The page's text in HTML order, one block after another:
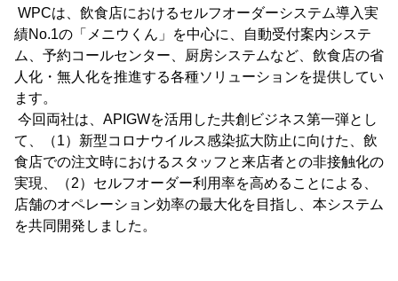
WPCは、飲食店におけるセルフオーダーシステム導入実
績No.1の「メニウくん」を中心に、自動受付案内システ
ム、予約コールセンター、厨房システムなど、飲食店の省
人化・無人化を推進する各種ソリューションを提供してい
ます。
今回両社は、APIGWを活用した共創ビジネス第一弾とし
て、（1）新型コロナウイルス感染拡大防止に向けた、飲
食店での注文時におけるスタッフと来店者との非接触化の
実現、（2）セルフオーダー利用率を高めることによる、
店舗のオペレーション効率の最大化を目指し、本システム
を共同開発しました。